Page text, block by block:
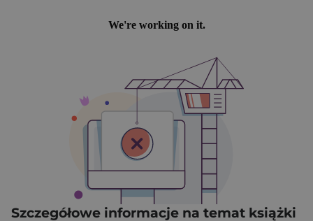
Szczegółowe informacje na temat książki